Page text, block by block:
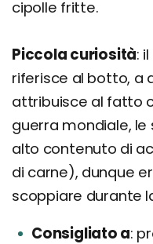
cipolle fritte.
Piccola curiosità:
riferisce al botto, a
attribuisce al fatto
guerra mondiale,
alto contenuto di
di carne), dunque
scoppiare durante
Consigliato a